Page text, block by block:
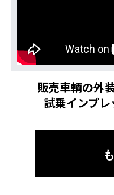
販売車輌の外
試乗インプレ